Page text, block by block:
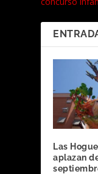
Las
aplazan